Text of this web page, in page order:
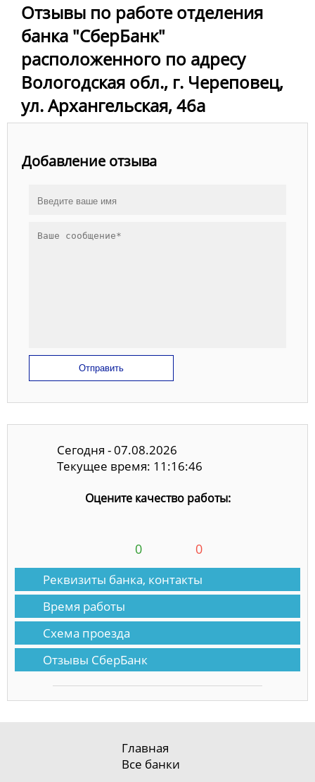
Отзывы по работе отделения
банка "СберБанк"
расположенного по адресу
Вологодская обл., г. Череповец,
ул. Архангельская, 46а
Добавление отзыва
Отправить
Сегодня - 07.08.2026
Текущее время: 11:16:47
Оцените качество работы:
0 0
Реквизиты банка, контакты
Время работы
Схема проезда
Отзывы СберБанк
Главная
Все банки